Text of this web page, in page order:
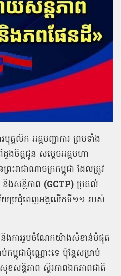
បុគ្គលិក អគ្គបញ្ជាការ ព្រមទាំង
ងចិត្តជូន សម្តេចអគ្គមហា
រះរាជាណាចក្រកម្ពុជា ដែលត្រូវ
និងសន្តិភាព (GCTP) ប្រគល់
ប្រជុំពេញអង្គលើកទី១១ របស់
និងការរួមចំណែកយ៉ាងសំខាន់បំផុត
កម្ពុជាប៉ុណ្ណោះទេ ប៉ុន្តែសម្រាប់
ខសន្តិភាព ស្ថិរភាពឯកភាពជាតិ